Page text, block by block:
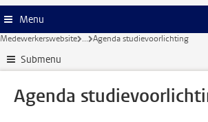
Menu
Medewerkerswebsite ... Agenda studievoorlichting
Submenu
Agenda